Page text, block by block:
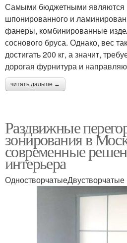
Самыми бюджетными являются
шпонированного и
фанеры, комбинированные
соснового бруса. Однако, вес
достигать 200 кг, а значит,
дорогая фурнитура и
читать дальше →
Раздвижные
зонирования в
современные
интерьера
ОдностворчатыеДвустворчатые